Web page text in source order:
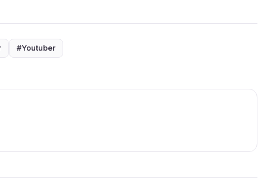
#Youtuber